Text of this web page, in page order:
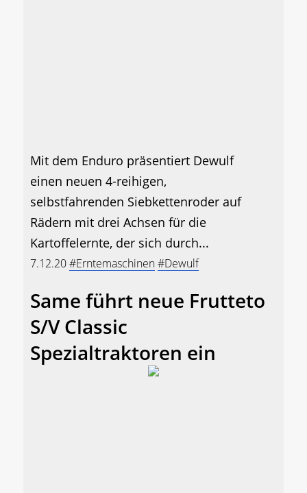
Mit dem Enduro präsentiert Dewulf
einen neuen 4-reihigen,
selbstfahrenden Siebkettenroder auf
Rädern mit drei Achsen für die
Kartoffelernte, der sich durch...
7.12.20#Erntemaschinen#Dewulf
Same führt neue Frutteto
S/V Classic
Spezialtraktoren ein